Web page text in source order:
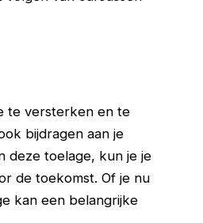
te versterken en te
bijdragen aan je
deze toelage, kun je je
de toekomst. Of je nu
kan een belangrijke